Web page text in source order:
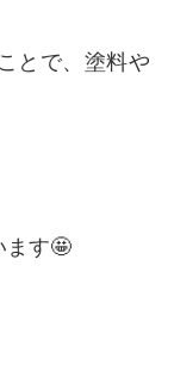
とで、塗料や
ます🤩